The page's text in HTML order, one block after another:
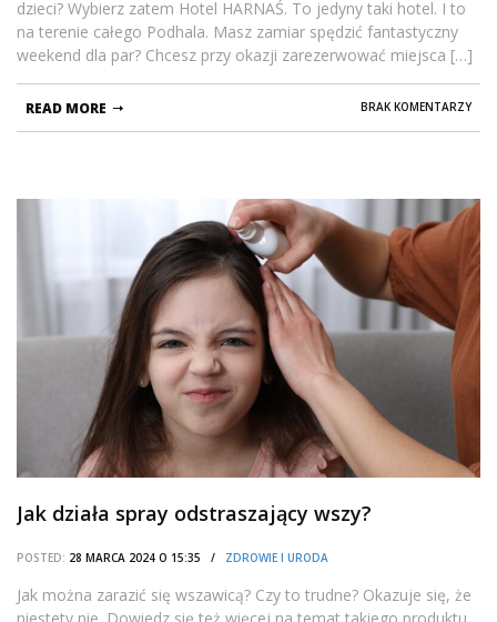
dzieci? Wybierz zatem Hotel HARNAŚ. To jedyny taki hotel. I to
na terenie całego Podhala. Masz zamiar spędzić fantastyczny
weekend dla par? Chcesz przy okazji zarezerwować miejsca […]
BRAK KOMENTARZY
READ MORE
Jak działa spray odstraszający wszy?
POSTED: 28 MARCA 2024 O 15:35 / ZDROWIE I URODA
Jak można zarazić się wszawicą? Czy to trudne? Okazuje się, że
niestety nie. Dowiedz się też więcej na temat takiego produktu,